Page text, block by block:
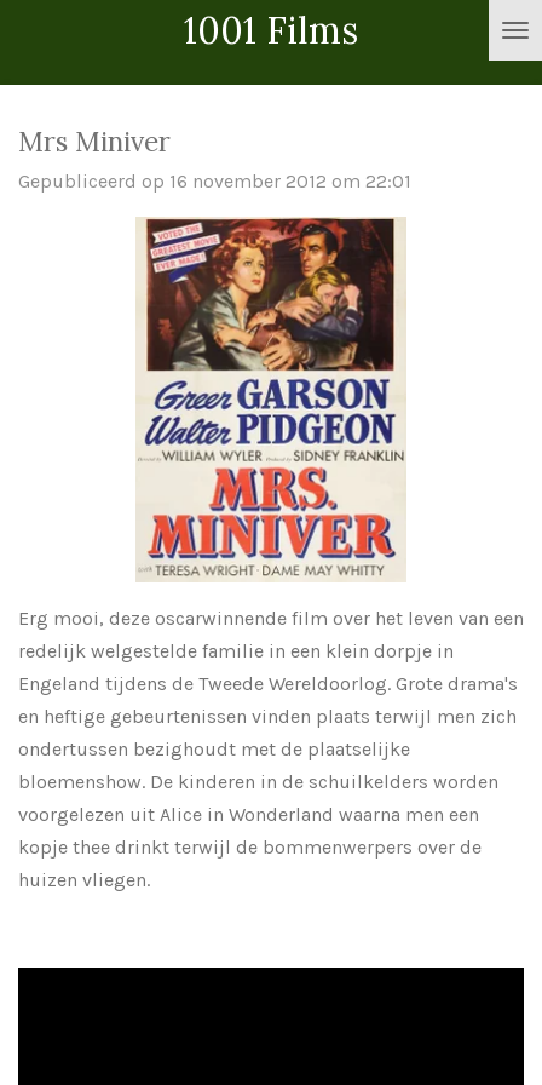
hoofdinhoud
1001 Films
Mrs Miniver
Gepubliceerd op 16 november 2012 om 22:01
Erg mooi, deze oscarwinnende film over het leven van een
redelijk welgestelde familie in een klein dorpje in
Engeland tijdens de Tweede Wereldoorlog. Grote drama's
en heftige gebeurtenissen vinden plaats terwijl men zich
ondertussen bezighoudt met de plaatselijke
bloemenshow. De kinderen in de schuilkelders worden
voorgelezen uit Alice in Wonderland waarna men een
kopje thee drinkt terwijl de bommenwerpers over de
huizen vliegen.